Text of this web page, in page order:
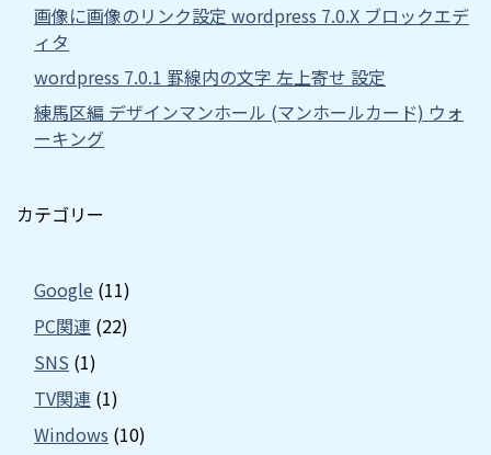
画像に画像のリンク設定 wordpress 7.0.X ブロックエデ
ィタ
wordpress 7.0.1 罫線内の文字 左上寄せ 設定
練馬区編 デザインマンホール (マンホールカード) ウォ
ーキング
カテゴリー
Google (11)
PC関連 (22)
SNS (1)
TV関連 (1)
Windows (10)